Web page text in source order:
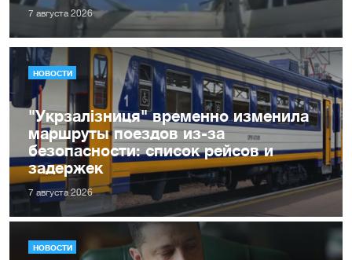
7 августа 2026
НОВОСТИ
"Укрзалізниця" временно изменила
маршруты поездов из-за
безопасности: список рейсов и
задержек
7 августа 2026
НОВОСТИ